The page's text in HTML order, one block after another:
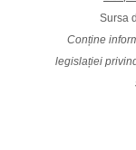
Sursa
Conține
legislației